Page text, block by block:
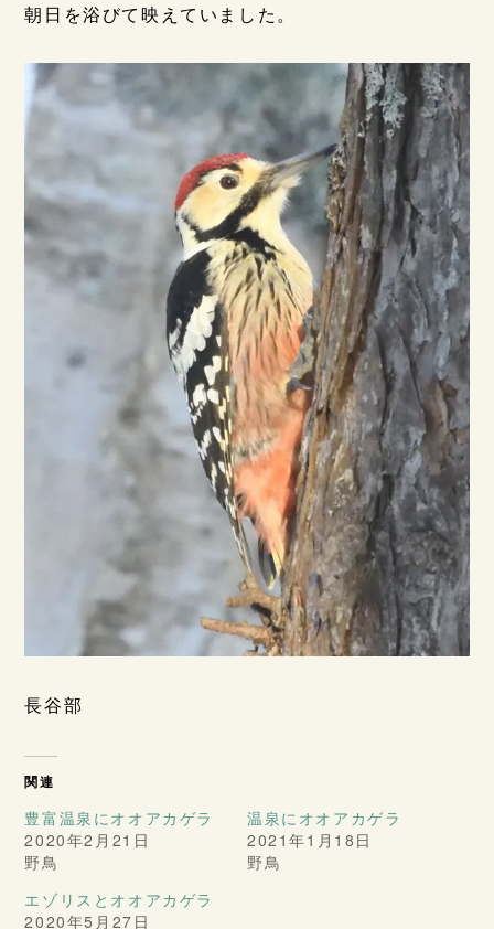
朝日を浴びて映えていました。
長谷部
関連
豊富温泉にオオアカゲラ
2020年2月21日
野鳥
温泉にオオアカゲラ
2021年1月18日
野鳥
エゾリスとオオアカゲラ
2020年5月27日